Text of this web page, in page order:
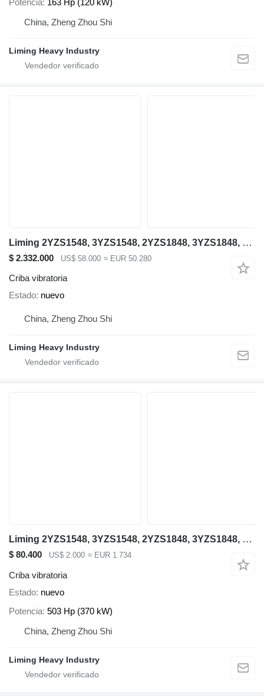
China, Zheng Zhou Shi
Liming Heavy Industry
Liming 2YZS1548, 3YZS1548, 2YZS1848, 3YZS1848, 4YZS1848
$ 2.332.000 US$ 58.000 ≈ EUR 50.280
Criba vibratoria
Estado nuevo
China, Zheng Zhou Shi
Liming Heavy Industry
Liming 2YZS1548, 3YZS1548, 2YZS1848, 3YZS1848, 4YZS1848
$ 80.400 US$ 2.000 ≈ EUR 1.734
Criba vibratoria
Estado nuevo
Potencia 503 Hp (370 kW)
China, Zheng Zhou Shi
Liming Heavy Industry